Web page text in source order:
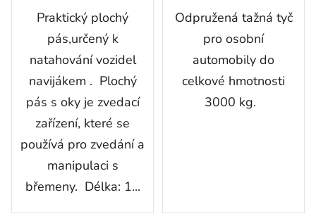
Praktický plochý
pás,určený k
natahování vozidel
navijákem . Plochý
pás s oky je zvedací
zařízení, které se
používá pro zvedání a
manipulaci s
břemeny. Délka: 1...
Odpružená tažná tyč
pro osobní
automobily do
celkové hmotnosti
3000 kg.